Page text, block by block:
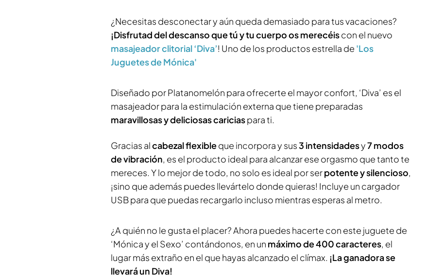
¿Necesitas desconectar y aún queda demasiado para tus vacaciones?
¡Disfrutad del descanso que tú y tu cuerpo os merecéiscon el nuevo
masajeador clitorial ‘Diva’! Uno de los productos estrella de 'Los
Juguetes de Mónica'
Diseñado por Platanomelón para ofrecerte el mayor confort, ‘Diva’ es el
masajeador para la estimulación externa que tiene preparadas
maravillosas y deliciosas cariciaspara ti.
Gracias alcabezal flexibleque incorpora y sus3 intensidadesy7 modos
de vibración, es el producto ideal para alcanzar ese orgasmo que tanto te
mereces. Y lo mejor de todo, no solo es ideal por serpotente y silencioso,
¡sino que además puedes llevártelo donde quieras! Incluye un cargador
USB para que puedas recargarlo incluso mientras esperas al metro.
¿A quién no le gusta el placer? Ahora puedes hacerte con este juguete de
‘Mónica y el Sexo’ contándonos, en un máximo de 400 caracteres, el
lugar más extraño en el que hayas alcanzado el clímax. ¡La ganadora se
llevará un Diva!